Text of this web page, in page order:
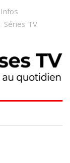
Infos
Séries TV